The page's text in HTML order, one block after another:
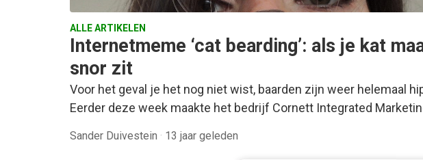
ALLE ARTIKELEN
Internetmeme ‘cat bearding’: als je kat
snor zit
Voor het geval je het nog niet wist, baarden zijn weer helemaal
Eerder deze week maakte het bedrijf Cornett Integrated
Sander Duivestein · 13 jaar geleden